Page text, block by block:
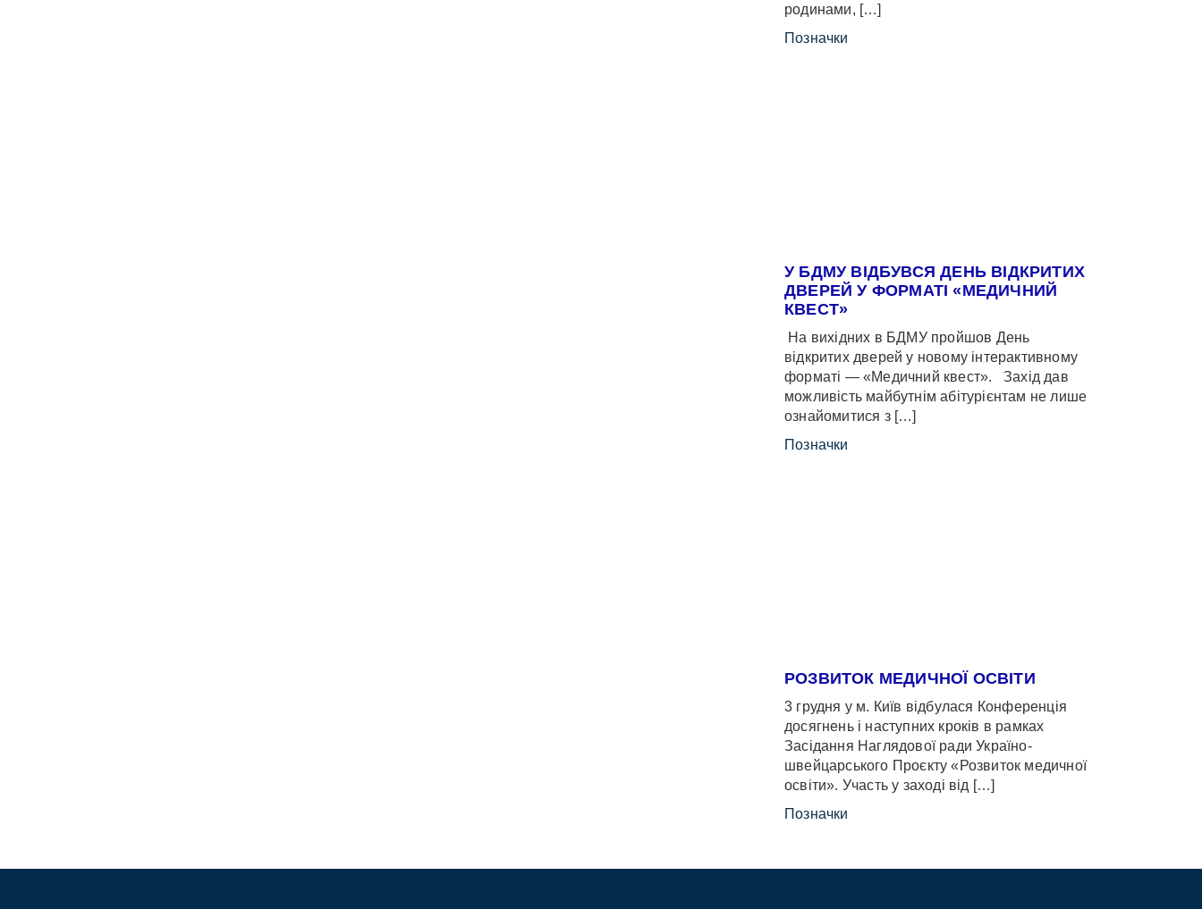
родинами, […]
Позначки
У БДМУ ВІДБУВСЯ ДЕНЬ ВІДКРИТИХ
ДВЕРЕЙ У ФОРМАТІ «МЕДИЧНИЙ
КВЕСТ»
На вихідних в БДМУ пройшов День
відкритих дверей у новому інтерактивному
форматі — «Медичний квест». Захід дав
можливість майбутнім абітурієнтам не лише
ознайомитися з […]
Позначки
РОЗВИТОК МЕДИЧНОЇ ОСВІТИ
3 грудня у м. Київ відбулася Конференція
досягнень і наступних кроків в рамках
Засідання Наглядової ради Україно-
швейцарського Проєкту «Розвиток медичної
освіти». Участь у заході від […]
Позначки